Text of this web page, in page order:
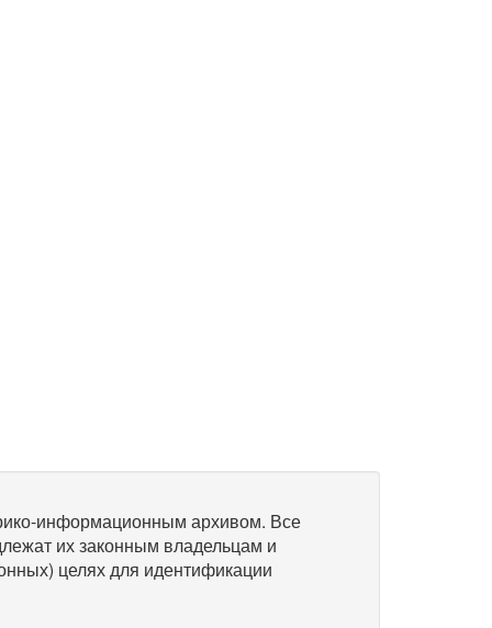
информационным архивом. Все
их законным владельцам и
целях для идентификации